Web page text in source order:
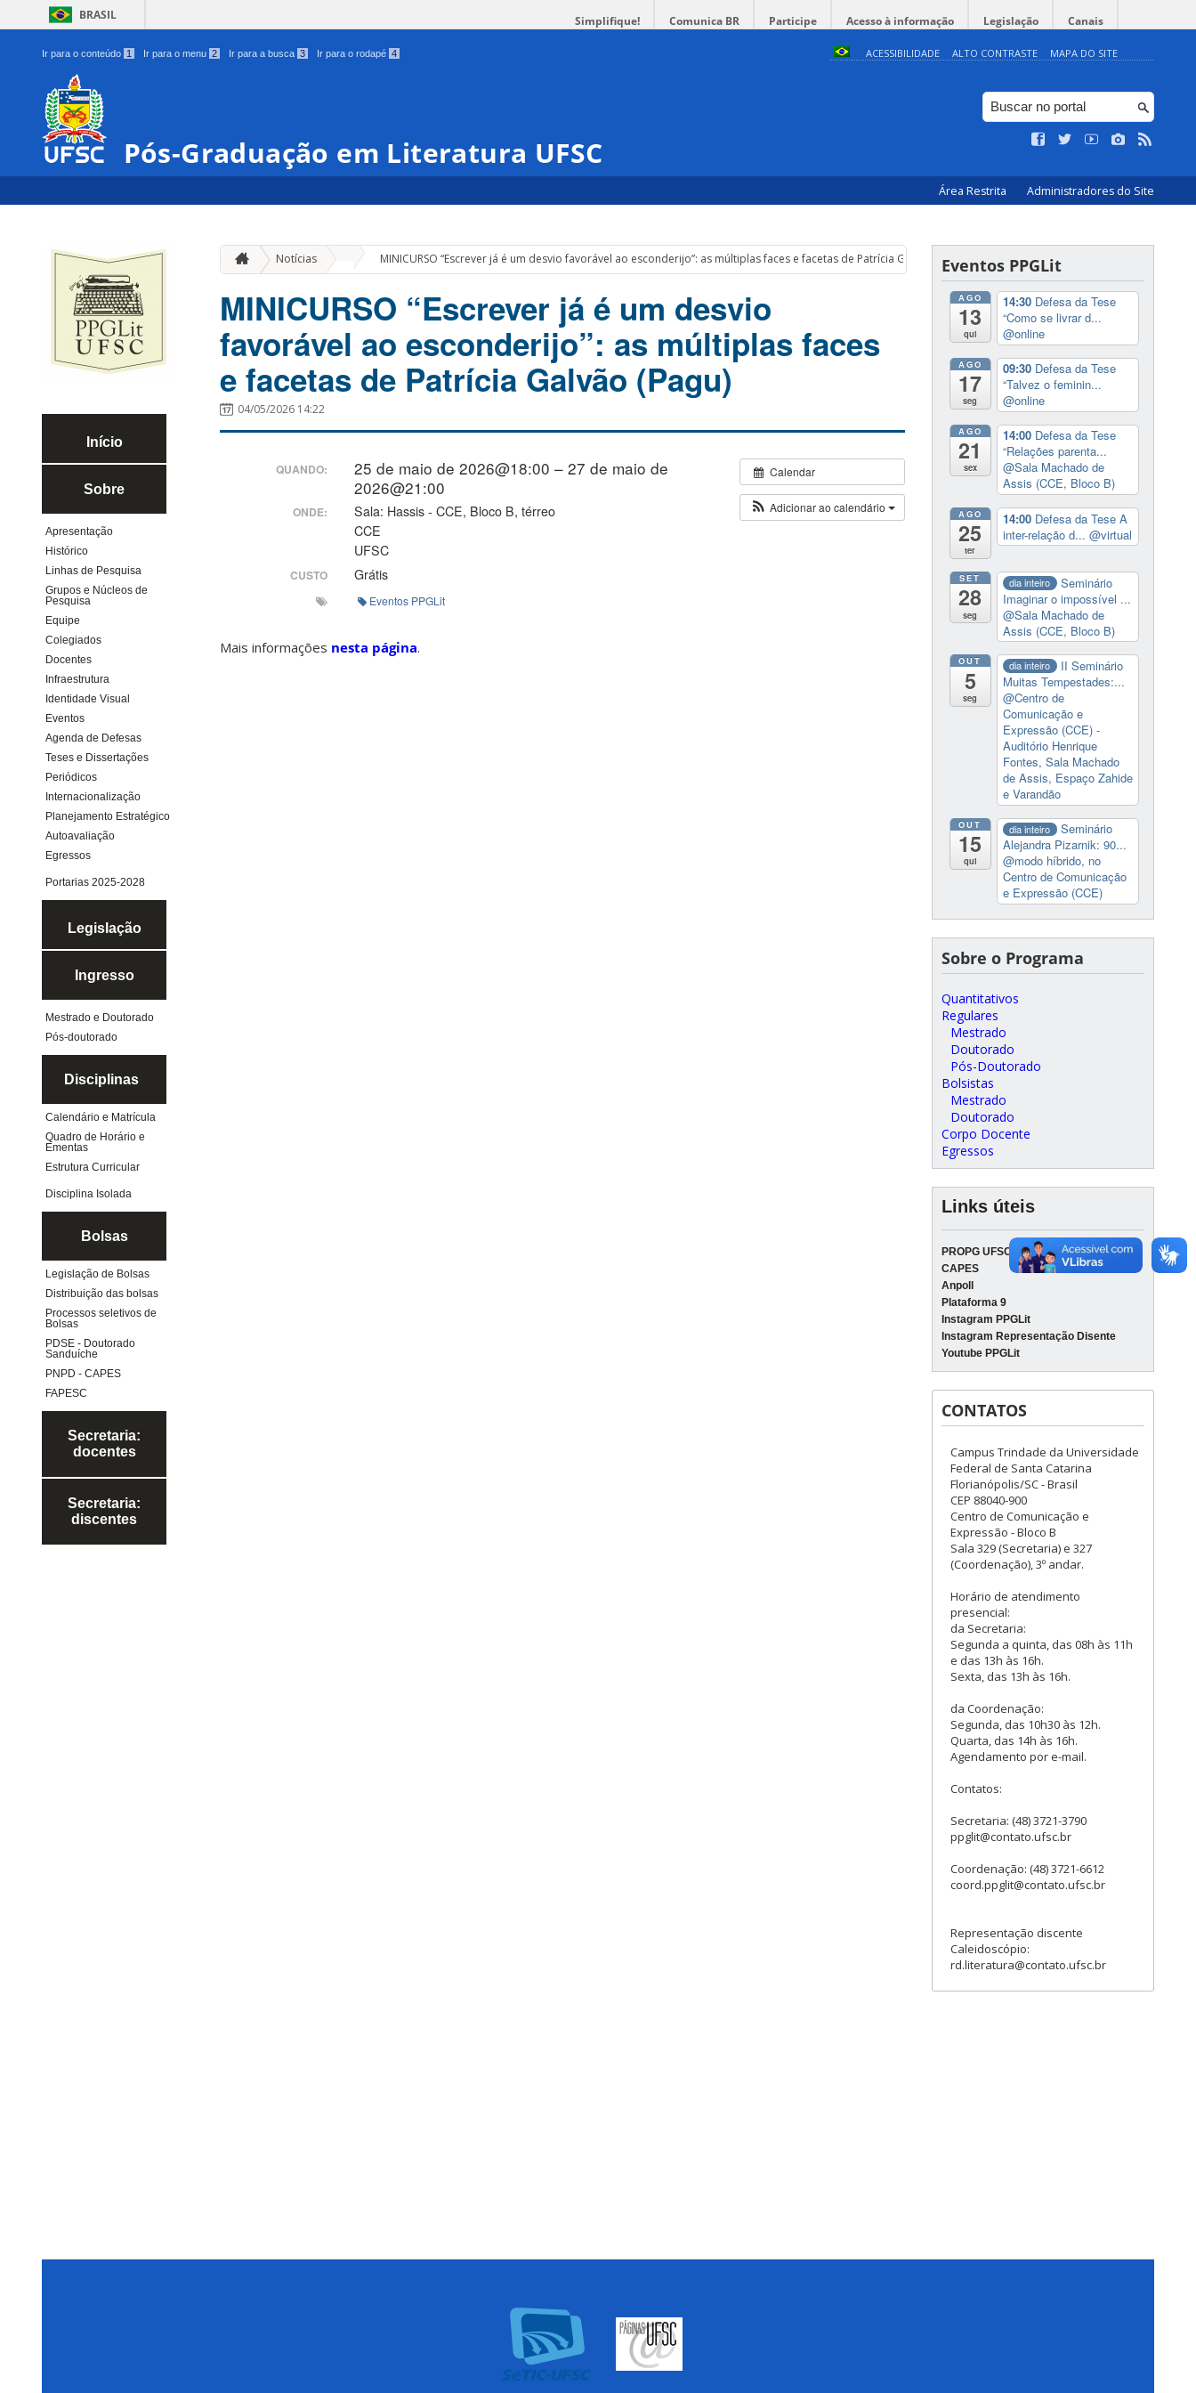
BRASIL Simplifique! Comunica BR Participe Acesso à informação Legislação Canais
Ir para o conteúdo 1 Ir para o menu 2 Ir para a busca 3 Ir para o rodapé 4 ACESSIBILIDADE ALTO CONTRASTE MAPA DO SITE
Pós-Graduação em Literatura UFSC
Área Restrita Administradores do Site
Início
Sobre
Apresentação
Histórico
Linhas de Pesquisa
Grupos e Núcleos de
Pesquisa
Equipe
Colegiados
Docentes
Infraestrutura
Identidade Visual
Eventos
Agenda de Defesas
Teses e Dissertações
Periódicos
Internacionalização
Planejamento Estratégico
Autoavaliação
Egressos
Portarias 2025-2028
Legislação
Ingresso
Mestrado e Doutorado
Pós-doutorado
Disciplinas
Calendário e Matrícula
Quadro de Horário e
Ementas
Estrutura Curricular
Disciplina Isolada
Bolsas
Legislação de Bolsas
Distribuição das bolsas
Processos seletivos de
Bolsas
PDSE - Doutorado
Sanduíche
PNPD - CAPES
FAPESC
Secretaria:
docentes
Secretaria:
discentes
Notícias MINICURSO “Escrever já é um desvio favorável ao esconderijo”: as múltiplas faces e facetas de Patrícia Galvão (Pagu)
MINICURSO “Escrever já é um desvio
favorável ao esconderijo”: as múltiplas faces
e facetas de Patrícia Galvão (Pagu)
04/05/2026 14:22
Calendar
Adicionar ao calendário
QUANDO:
25 de maio de 2026@18:00 – 27 de maio de
2026@21:00
ONDE:
Sala: Hassis - CCE, Bloco B, térreo
CCE
UFSC
CUSTO Grátis
Eventos PPGLit
Mais informações nesta página.
Eventos PPGLit
AGO
13
qui
14:30 Defesa da Tese
“Como se livrar d...
@online
AGO
17
seg
09:30 Defesa da Tese
“Talvez o feminin...
@online
AGO
21
sex
14:00 Defesa da Tese
“Relações parenta...
@Sala Machado de
Assis (CCE, Bloco B)
AGO
25
ter
14:00 Defesa da Tese A
inter-relação d... @virtual
SET
28
seg
dia inteiro
Seminário
Imaginar o impossível ...
@Sala Machado de
Assis (CCE, Bloco B)
OUT
5
seg
dia inteiro
II Seminário
Muitas Tempestades:...
@Centro de
Comunicação e
Expressão (CCE) -
Auditório Henrique
Fontes, Sala Machado
de Assis, Espaço Zahide
e Varandão
OUT
15
qui
dia inteiro
Seminário
Alejandra Pizarnik: 90...
@modo híbrido, no
Centro de Comunicação
e Expressão (CCE)
Sobre o Programa
Quantitativos
Regulares
Mestrado
Doutorado
Pós-Doutorado
Bolsistas
Mestrado
Doutorado
Corpo Docente
Egressos
Links úteis
PROPG UFSC
CAPES
Anpoll
Plataforma 9
Instagram PPGLit
Instagram Representação Disente
Youtube PPGLit
CONTATOS
Campus Trindade da Universidade
Federal de Santa Catarina
Florianópolis/SC - Brasil
CEP 88040-900
Centro de Comunicação e
Expressão - Bloco B
Sala 329 (Secretaria) e 327
(Coordenação), 3º andar.
Horário de atendimento
presencial:
da Secretaria:
Segunda a quinta, das 08h às 11h
e das 13h às 16h.
Sexta, das 13h às 16h.
da Coordenação:
Segunda, das 10h30 às 12h.
Quarta, das 14h às 16h.
Agendamento por e-mail.
Contatos:
Secretaria: (48) 3721-3790
ppglit@contato.ufsc.br
Coordenação: (48) 3721-6612
coord.ppglit@contato.ufsc.br
Representação discente
Caleidoscópio:
rd.literatura@contato.ufsc.br